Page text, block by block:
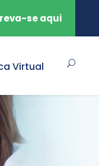
se aqui
Virtual